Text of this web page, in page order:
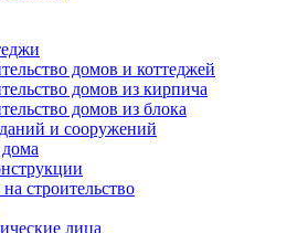
домов и коттеджей
домов из кирпича
домов из блока
и сооружений
строительство
лица